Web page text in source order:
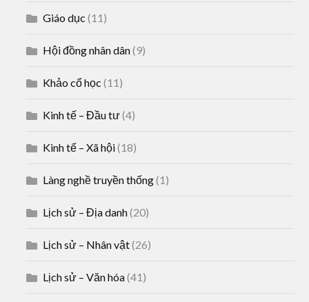
Giáo dục (11)
Hội đồng nhân dân(9)
Khảo cổ học (11)
Kinh tế – Đầu tư(4)
Kinh tế – Xã hội(18)
Làng nghề truyền thống(1)
Lịch sử – Địa danh(20)
Lịch sử – Nhân vật(26)
Lịch sử – Văn hóa(41)